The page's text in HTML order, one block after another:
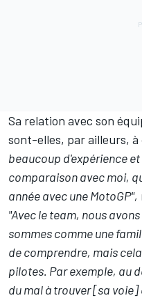
Sa relation avec son
sont-elles, par ailleurs,
beaucoup d'expérience
comparaison avec moi,
année avec une MotoGP",
"Avec le team, nous
sommes comme une
de comprendre, mais
pilotes. Par exemple, au
du mal à trouver [sa